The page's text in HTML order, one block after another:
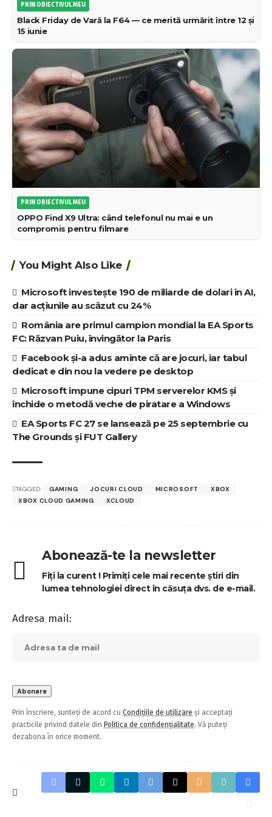
PRIN OBIECTIVUL MEU
Black Friday de Vară la F64 — ce merită urmărit între 12 și
15 iunie
PRIN OBIECTIVUL MEU
OPPO Find X9 Ultra: când telefonul nu mai e un
compromis pentru filmare
You Might Also Like
Microsoft investește 190 de miliarde de dolari în AI,
dar acțiunile au scăzut cu 24%
România are primul campion mondial la EA Sports
FC: Răzvan Puiu, învingător la Paris
Facebook și-a adus aminte că are jocuri, iar tabul
dedicat e din nou la vedere pe desktop
Microsoft impune cipuri TPM serverelor KMS și
închide o metodă veche de piratare a Windows
EA Sports FC 27 se lansează pe 25 septembrie cu
The Grounds și FUT Gallery
TAGGED: GAMING JOCURI CLOUD MICROSOFT
XBOX
XBOX CLOUD GAMING
XCLOUD
Abonează-te la newsletter
Fiți la curent ! Primiți cele mai recente știri din
lumea tehnologiei direct în căsuța dvs. de e-mail.
Adresa mail:
Prin înscriere, sunteți de acord cu Condițiile de utilizare și acceptați
practicile privind datele din Politica de confidențialitate. Vă puteți
dezabona în orice moment.